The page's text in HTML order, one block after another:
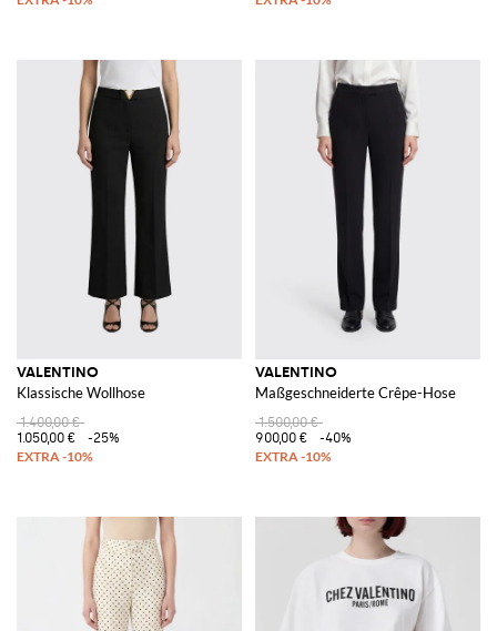
VALENTINO
Klassische Wollhose
1.400,00 €
1.050,00 €
-25%
VALENTINO
Maßgeschneiderte Crêpe-Hose
1.500,00 €
900,00 €
-40%